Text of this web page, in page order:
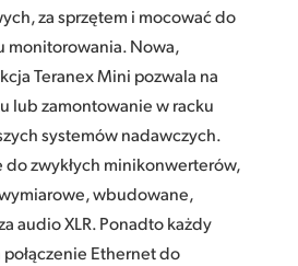
za sprzętem i mocować do
monitorowania. Nowa,
Teranex Mini pozwala na
lub zamontowanie w racku
systemów nadawczych.
zwykłych minikonwerterów,
wbudowane,
audio XLR. Ponadto każdy
Ethernet do